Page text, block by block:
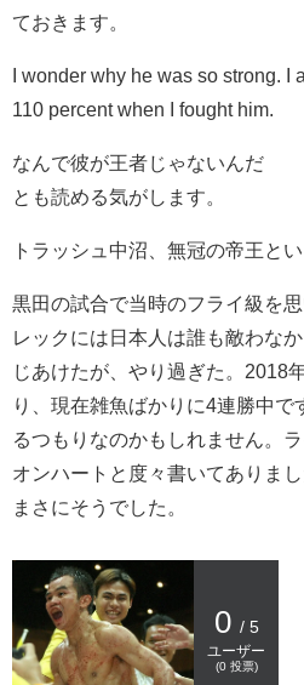
ておきます。
I wonder why he was so strong. I
110 percent when I fought him.
なんで彼が王者じゃないんだ
とも読める気がします。
トラッシュ中沼、無冠の帝王と
黒田の試合で当時のフライ級を
レックには日本人は誰も敵わな
じあけたが、やり過ぎた。2018
り、現在雑魚ばかりに4連勝中
るつもりなのかもしれません。
オンハートと度々書いてありま
まさにそうでした。
0 / 5
ユーザー
(0投票)